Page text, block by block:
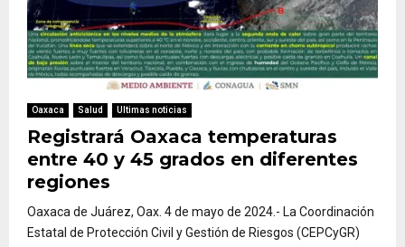
Oaxaca Salud Ultimas noticias
Registrará Oaxaca temperaturas
entre 40 y 45 grados en diferentes
regiones
Oaxaca de Juárez, Oax. 4 de mayo de 2024.- La Coordinación
Estatal de Protección Civil y Gestión de Riesgos (CEPCyGR)